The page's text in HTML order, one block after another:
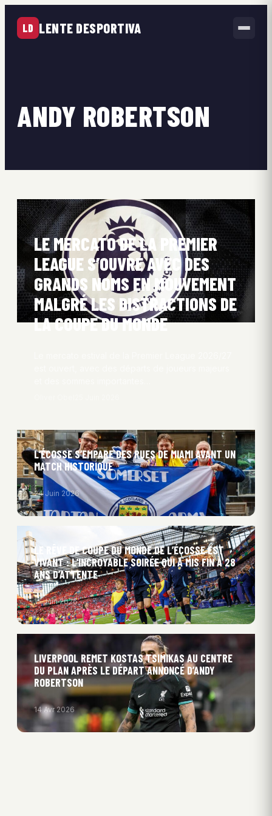
LD LENTE DESPORTIVA
ANDY ROBERTSON
LE MERCATO DE LA PREMIER
LEAGUE S’OUVRE AVEC DES
GRANDS NOMS EN MOUVEMENT
MALGRÉ LES DISTRACTIONS DE
LA COUPE DU MONDE
L’ÉCOSSE S’EMPARE DES RUES DE MIAMI AVANT UN
MATCH HISTORIQUE
24 Juin 2026
LE RÊVE DE COUPE DU MONDE DE L’ÉCOSSE EST
VIVANT : L’INCROYABLE SOIRÉE QUI A MIS FIN À 28
ANS D’ATTENTE
15 Juin 2026
LIVERPOOL REMET KOSTAS TSIMIKAS AU CENTRE
DU PLAN APRÈS LE DÉPART ANNONCÉ D’ANDY
ROBERTSON
14 Avr 2026